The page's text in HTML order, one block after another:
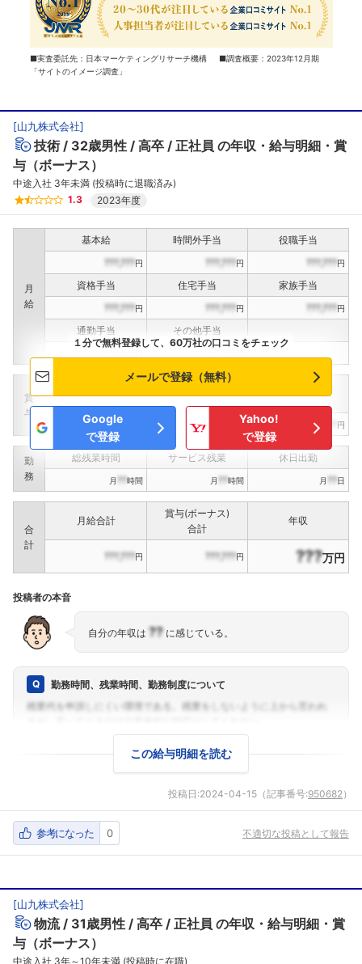
■実査委託先：日本マーケティングリサーチ機構 ■調査概要：2023年12月期
「サイトのイメージ調査」
[山九株式会社]
技術 32歳男性 高卒 正社員 の年収・給与明細・賞
与（ボーナス）
中途入社 3年未満 (投稿時に退職済み)
1.3
2023年度
月
給
基本給 時間外手当
役職手当
???,???円 ???,???円 ???,???円
資格手当 住宅手当
家族手当
???,???円 ???,???円 ???,???円
通勤手当
その他手当
賞
与
インセンティブ賞与
決算賞与
???,??? ???,??? 円 ???,??? 円
勤
務
総残業時間 サービス残業 休日出勤
月 ??時間 月 ??時間 月 ??日
合
計
月給合計
賞与(ボーナス)
合計
年収
???,???円 ???,???円 ???万円
１分で無料登録して、60万社の口コミをチェック
メールで登録（無料）
Google
で登録
Yahoo!
で登録
投稿者の本音
自分の年収は ??に感じている。
勤務時間、残業時間、勤務制度について
この給与明細を読む
投稿日:2024-04-15 （記事番号:950682 ）
参考になった 0 不適切な投稿として報告
[山九株式会社]
物流 31歳男性 高卒 正社員 の年収・給与明細・賞
与（ボーナス）
中途入社 3年～10年未満 (投稿時に在職)